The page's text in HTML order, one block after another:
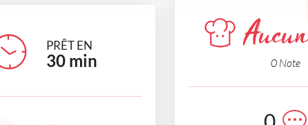
PRÊT EN
30 min 0 Note